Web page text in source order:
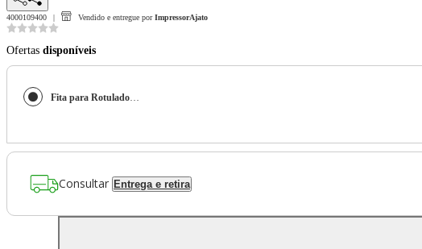
4000109400 Vendido e entregue por ImpressorAjato
Ofertas disponíveis
Fita para Rotuladora Pantum PP-110 Braca Laço Rosa- 15X50X150PC
Consultar Entrega e retira